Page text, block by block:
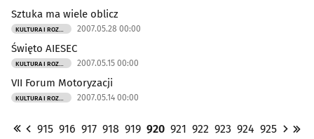
Sztuka ma wiele oblicz
KULTURA I ROZRYWKA 2007.05.28 00:00
Święto AIESEC
KULTURA I ROZRYWKA 2007.05.15 00:00
VII Forum Motoryzacji
KULTURA I ROZRYWKA 2007.05.14 00:00
915 916 917 918 919 920 921 922 923 924 925